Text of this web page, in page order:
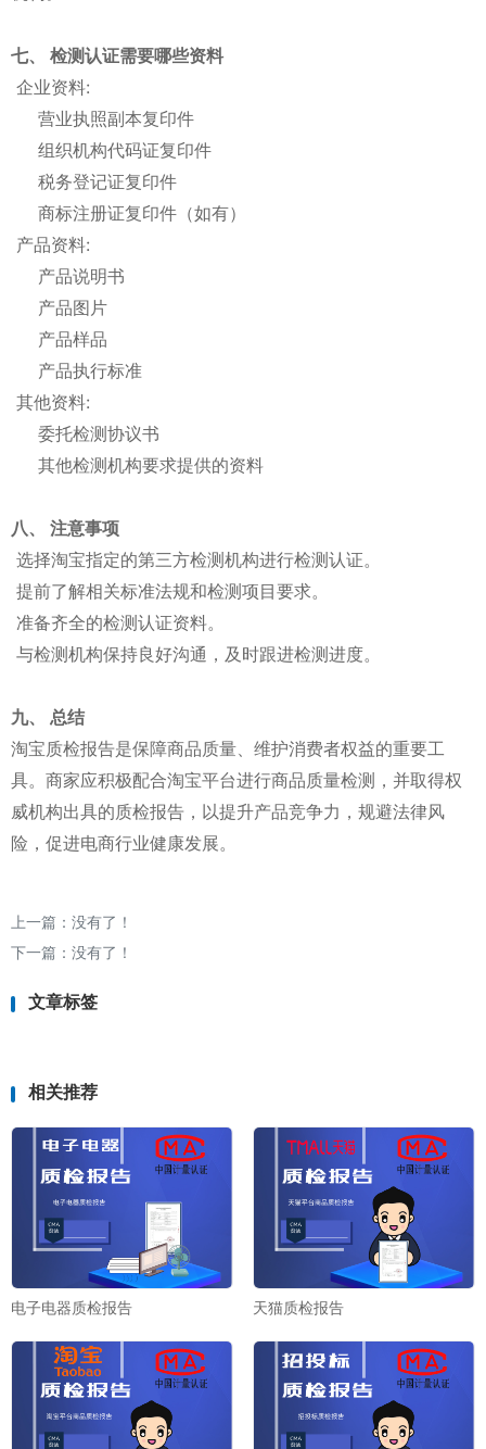
七、 检测认证需要哪些资料
企业资料:
营业执照副本复印件
组织机构代码证复印件
税务登记证复印件
商标注册证复印件（如有）
产品资料:
产品说明书
产品图片
产品样品
产品执行标准
其他资料:
委托检测协议书
其他检测机构要求提供的资料
八、 注意事项
选择淘宝指定的第三方检测机构进行检测认证。
提前了解相关标准法规和检测项目要求。
准备齐全的检测认证资料。
与检测机构保持良好沟通，及时跟进检测进度。
九、 总结
淘宝质检报告是保障商品质量、维护消费者权益的重要工
具。商家应积极配合淘宝平台进行商品质量检测，并取得权
威机构出具的质检报告，以提升产品竞争力，规避法律风
险，促进电商行业健康发展。
上一篇：没有了！
下一篇：没有了！
文章标签
相关推荐
电子电器质检报告 天猫质检报告